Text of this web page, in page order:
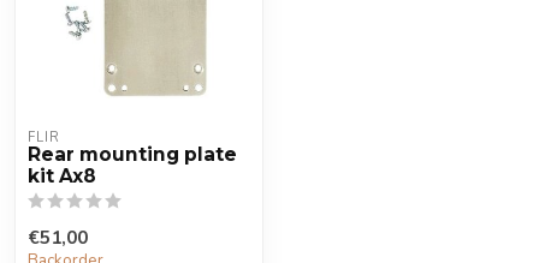
FLIR
Rear mounting plate
kit Ax8
€51,00